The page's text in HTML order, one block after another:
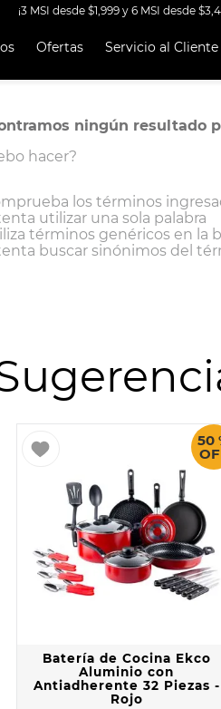
¡3 MSI desde $1,999 y 6 MSI desde
Ofertas Servicio al Cliente
ningún resultado
hacer?
los términos
utilizar una sola palabra
términos genéricos en la
buscar sinónimos del
50
Batería de Cocina Ekco
Aluminio con
Antiadherente 32 Piezas -
Rojo